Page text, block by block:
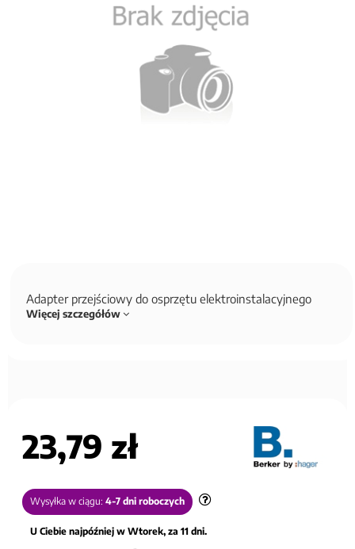
Adapter przejściowy do osprzętu elektroinstalacyjnego
Więcej szczegółów
23,79 zł
Wysyłka w ciągu: 4-7 dni roboczych
U Ciebie najpóźniej w Wtorek, za 11 dni.